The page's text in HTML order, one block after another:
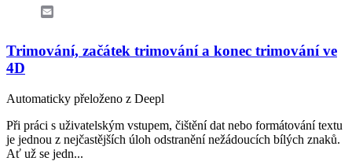
Trimování, začátek trimování a konec trimování ve
4D
Automaticky přeloženo z Deepl
Při práci s uživatelským vstupem, čištění dat nebo formátování textu
je jednou z nejčastějších úloh odstranění nežádoucích bílých znaků.
Ať už se jedn...